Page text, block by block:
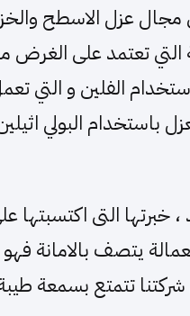
عزل الاسطح
تعتمد على الغرض
الفلين و التي
البولي
التى اكتسبتها
يتصف بالامانة
تتمتع بسمعة